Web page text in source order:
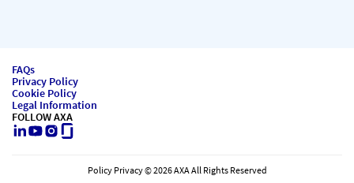
FAQs
Privacy Policy
Cookie Policy
Legal Information
FOLLOW AXA
LinkedIn
Youtube
Instagram
Glassdoor
Policy Privacy © 2026 AXA All Rights Reserved